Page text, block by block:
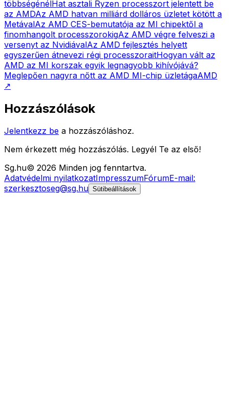
többségénélHat asztali Ryzen processzort jelentett be
az AMDAz AMD hatvan milliárd dolláros üzletet kötött a
MetávalAz AMD CES-bemutatója az MI chipektől a
finomhangolt processzorokigAz AMD végre felveszi a
versenyt az NvidiávalAz AMD fejlesztés helyett
egyszerűen átnevezi régi processzoraitHogyan vált az
AMD az MI korszak egyik legnagyobb kihívójává?
Meglepően nagyra nőtt az AMD MI-chip üzletágaAMD
↗
Hozzászólások
Jelentkezz be a hozzászóláshoz.
Nem érkezett még hozzászólás. Legyél Te az első!
Sg.hu© 2026 Minden jog fenntartva.
Adatvédelmi nyilatkozatImpresszumFórumE-mail:
szerkesztoseg@sg.hu Sütibeállítások